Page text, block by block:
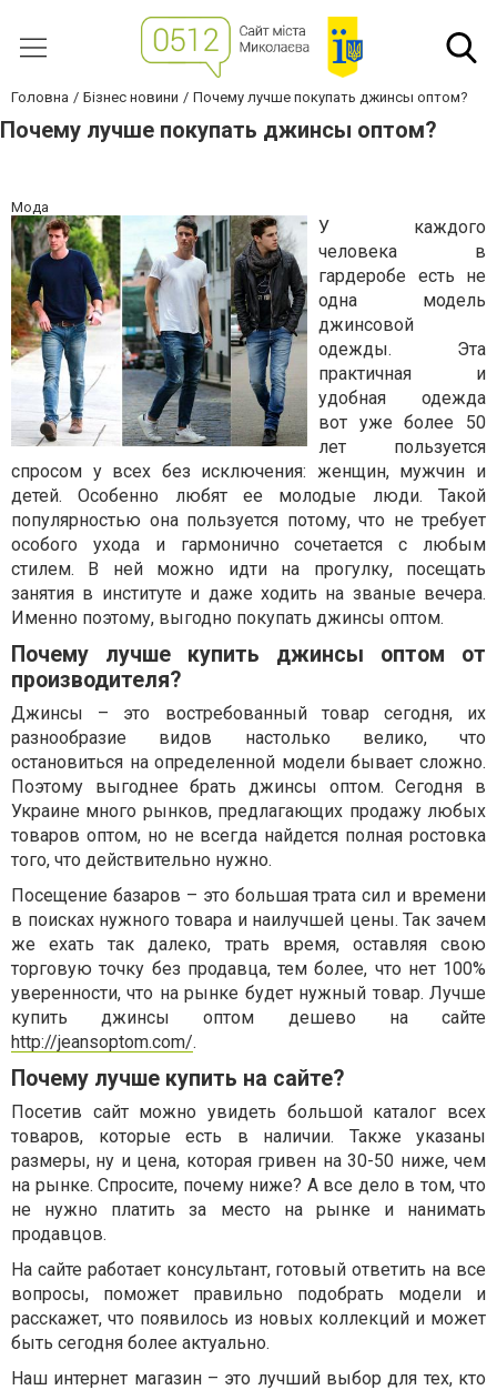
Головна Бізнес новини Почему лучше покупать джинсы оптом?
Почему лучше покупать джинсы оптом?
Мода
У каждого
человека в
гардеробе есть не
одна модель
джинсовой
одежды. Эта
практичная и
удобная одежда
вот уже более 50
лет пользуется
спросом у всех без исключения: женщин, мужчин и
детей. Особенно любят ее молодые люди. Такой
популярностью она пользуется потому, что не требует
особого ухода и гармонично сочетается с любым
стилем. В ней можно идти на прогулку, посещать
занятия в институте и даже ходить на званые вечера.
Именно поэтому, выгодно покупать джинсы оптом.
Почему лучше купить джинсы оптом от
производителя?
Джинсы – это востребованный товар сегодня, их
разнообразие видов настолько велико, что
остановиться на определенной модели бывает сложно.
Поэтому выгоднее брать джинсы оптом. Сегодня в
Украине много рынков, предлагающих продажу любых
товаров оптом, но не всегда найдется полная ростовка
того, что действительно нужно.
Посещение базаров – это большая трата сил и времени
в поисках нужного товара и наилучшей цены. Так зачем
же ехать так далеко, трать время, оставляя свою
торговую точку без продавца, тем более, что нет 100%
уверенности, что на рынке будет нужный товар. Лучше
купить джинсы оптом дешево на сайте
http://jeansoptom.com/.
Почему лучше купить на сайте?
Посетив сайт можно увидеть большой каталог всех
товаров, которые есть в наличии. Также указаны
размеры, ну и цена, которая гривен на 30-50 ниже, чем
на рынке. Спросите, почему ниже? А все дело в том, что
не нужно платить за место на рынке и нанимать
продавцов.
На сайте работает консультант, готовый ответить на все
вопросы, поможет правильно подобрать модели и
расскажет, что появилось из новых коллекций и может
быть сегодня более актуально.
Наш интернет магазин – это лучший выбор для тех, кто